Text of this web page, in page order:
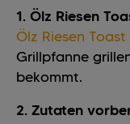
1. Ölz Riesen
Ölz Riesen Toast
Grillpfanne
bekommt.
2. Zutaten